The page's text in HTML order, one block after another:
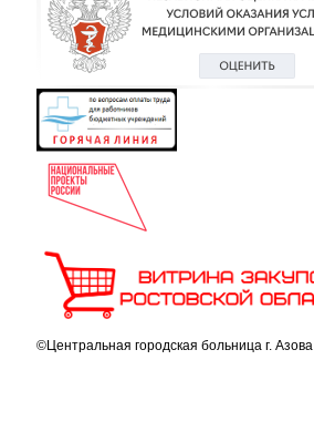
©Центральная городская больница г. Азова